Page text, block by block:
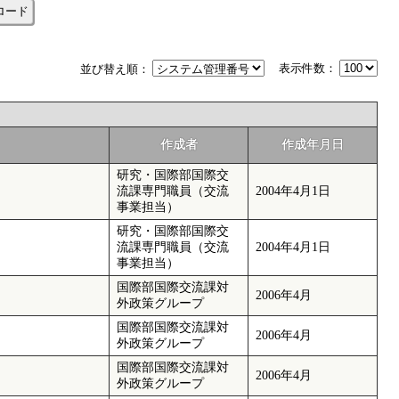
ード
表示件数：
並び替え順：
作成者 作成年月日
研究・国際部国際交
流課専門職員（交流
事業担当）
2004年4月1日
研究・国際部国際交
流課専門職員（交流
事業担当）
2004年4月1日
国際部国際交流課対
外政策グループ
2006年4月
国際部国際交流課対
外政策グループ
2006年4月
国際部国際交流課対
外政策グループ
2006年4月